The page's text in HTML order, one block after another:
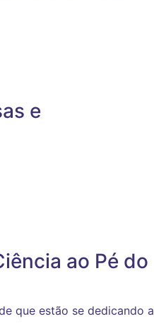
e
ao Pé do
que estão se dedicando a